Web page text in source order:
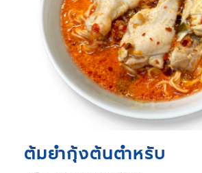
ต้มยำกุ้งต้นตำหรับ